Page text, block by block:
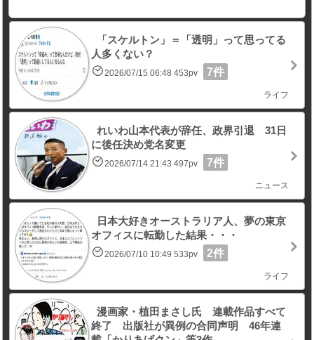
「スケルトン」＝「透明」って思ってる
人多くない？
2026/07/15 06:48 453pv 7件
ライフ
れいわ山本代表が辞任、政界引退 31日
に後任決め党名変更
2026/07/14 21:43 497pv 7件
ニュース
日本大好きオーストラリア人、夢の東京
オフィスに転勤した結果・・・
2026/07/10 10:49 533pv 2件
ライフ
漫画家・植田まさし氏 連載作品すべて
終了 出版社が異例の合同声明 46年連